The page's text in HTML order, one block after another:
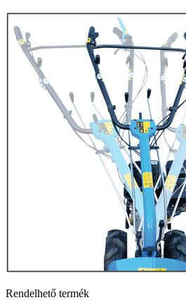
Rendelhető termék